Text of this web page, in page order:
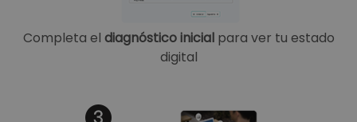
Completa el diagnóstico inicialpara ver tu estado
digital